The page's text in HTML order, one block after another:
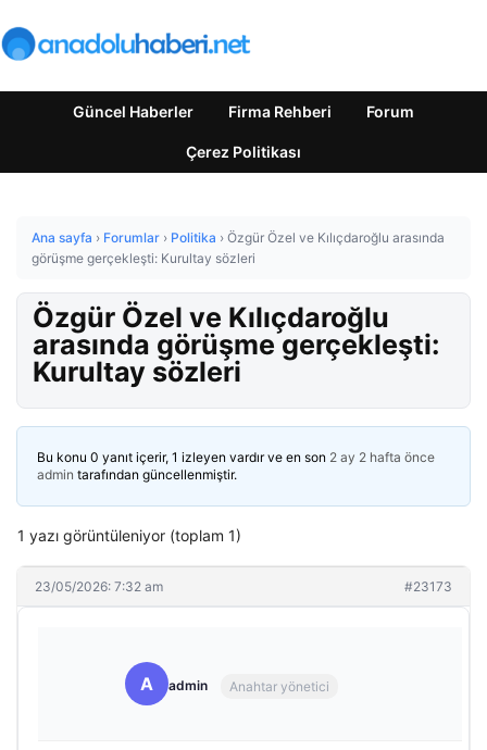
Güncel Haberler Firma Rehberi Forum
Çerez Politikası
Ana sayfa › Forumlar › Politika › Özgür Özel ve Kılıçdaroğlu arasında
görüşme gerçekleşti: Kurultay sözleri
Özgür Özel ve Kılıçdaroğlu
arasında görüşme gerçekleşti:
Kurultay sözleri
Bu konu 0 yanıt içerir, 1 izleyen vardır ve en son 2 ay 2 hafta önce
admin tarafından güncellenmiştir.
1 yazı görüntüleniyor (toplam 1)
23/05/2026: 7:32 am #23173
A admin Anahtar yönetici